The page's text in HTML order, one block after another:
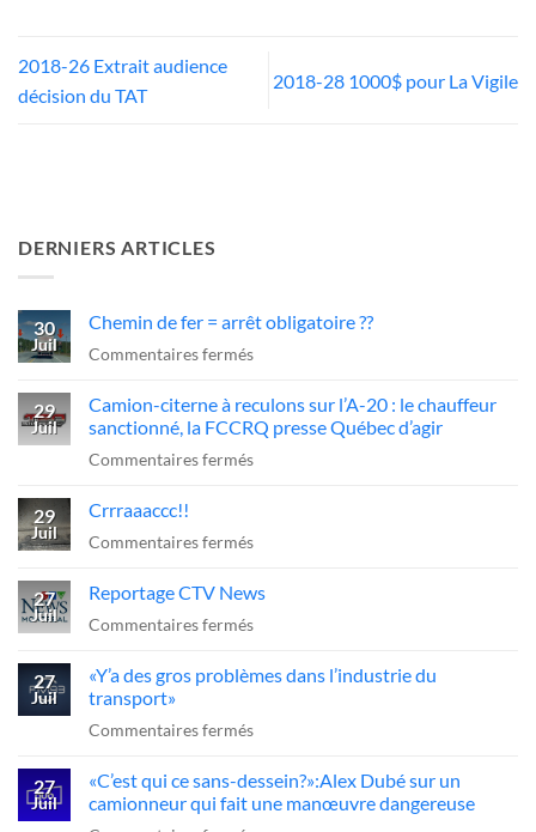
2018-26 Extrait audience
décision du TAT
2018-28 1000$ pour La Vigile
DERNIERS ARTICLES
30
Juil
Chemin de fer = arrêt obligatoire ??
Commentaires ferméssur
de
fer
=
??
29
Juil
Camion-citerne à reculons sur l’A-20 : le chauffeur
sanctionné, la FCCRQ presse Québec d’agir
Commentaires ferméssur
à
sur
l’A-
:
chauffeur
la
FCCRQ
29
Juil
Crrraaaccc!!
Commentaires ferméssur
27
Juil
Reportage CTV News
Commentaires ferméssur
CTV
27
Juil
«Y’a des gros problèmes dans l’industrie du
transport»
Commentaires ferméssur
des
gros
27
Juil
«C’est qui ce sans-dessein?»:Alex Dubé sur un
camionneur qui fait une manœuvre dangereuse